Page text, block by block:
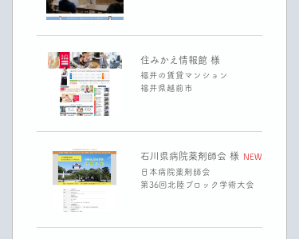
住みかえ情報館 様
福井の賃貸マンション
福井県越前市
石川県病院薬剤師会 様
NEW
日本病院薬剤師会
第36回北陸ブロック学術大会